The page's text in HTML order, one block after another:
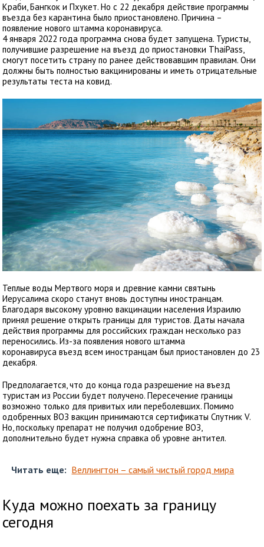
Краби, Бангкок и Пхукет. Но с 22 декабря действие программы
въезда без карантина было приостановлено. Причина –
появление нового штамма коронавируса.
4 января 2022 года программа снова будет запущена. Туристы,
получившие разрешение на въезд до приостановки ThaiPass,
смогут посетить страну по ранее действовавшим правилам. Они
должны быть полностью вакцинированы и иметь отрицательные
результаты теста на ковид.
Теплые воды Мертвого моря и древние камни святынь
Иерусалима скоро станут вновь доступны иностранцам.
Благодаря высокому уровню вакцинации населения Израилю
принял решение открыть границы для туристов. Даты начала
действия программы для российских граждан несколько раз
переносились. Из-за появления нового штамма
коронавируса въезд всем иностранцам был приостановлен до 23
декабря.
Предполагается, что до конца года разрешение на въезд
туристам из России будет получено. Пересечение границы
возможно только для привитых или переболевших. Помимо
одобренных ВОЗ вакцин принимаются сертификаты Спутник V.
Но, поскольку препарат не получил одобрение ВОЗ,
дополнительно будет нужна справка об уровне антител.
Читать еще: Веллингтон – самый чистый город мира
Куда можно поехать за границу
сегодня